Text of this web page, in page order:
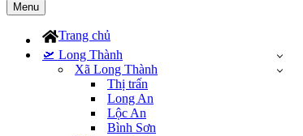
Menu
Trang chủ
🛫 Long Thành
Xã Long Thành
Thị trấn
Long An
Lộc An
Bình Sơn